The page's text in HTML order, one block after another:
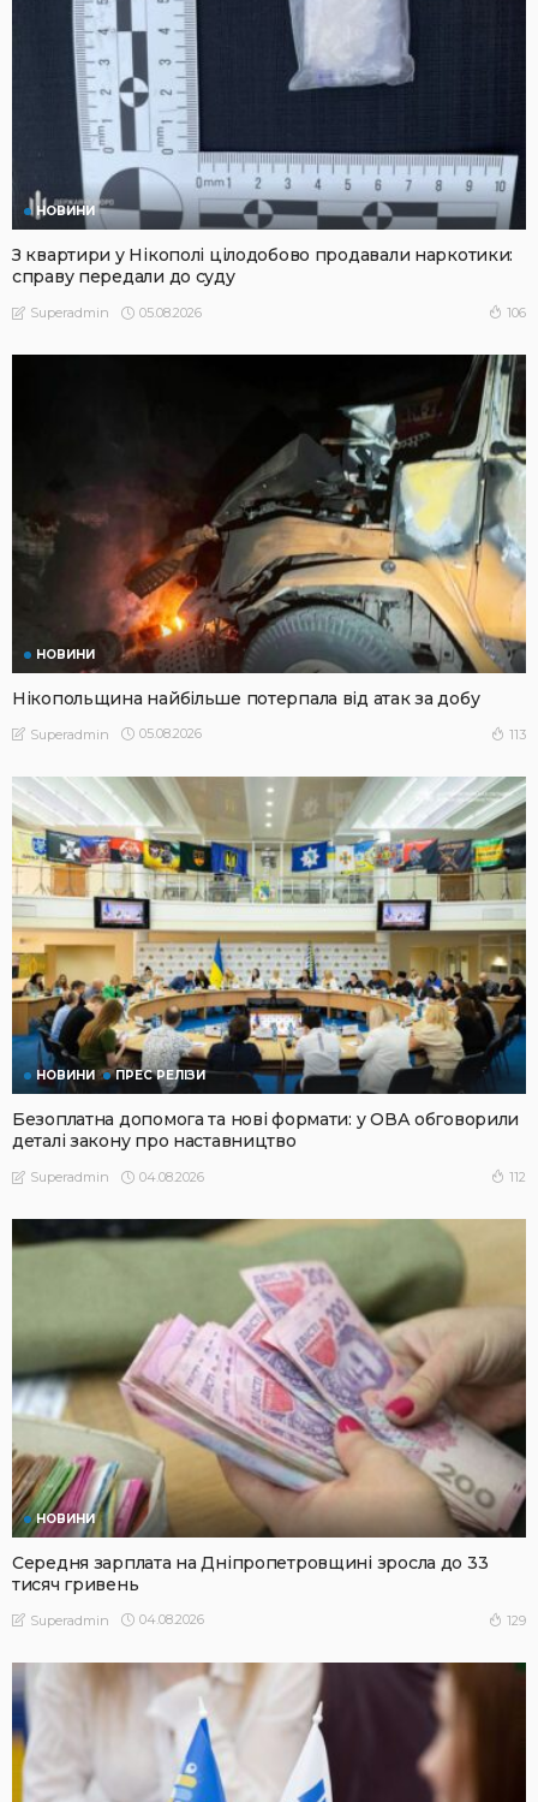
НОВИНИ
З квартири у Нікополі цілодобово продавали наркотики:
справу передали до суду
Superadmin 05.08.2026 106
НОВИНИ
Нікопольщина найбільше потерпала від атак за добу
Superadmin 05.08.2026 113
НОВИНИ ПРЕС РЕЛІЗИ
Безоплатна допомога та нові формати: у ОВА обговорили
деталі закону про наставництво
Superadmin 04.08.2026 112
НОВИНИ
Середня зарплата на Дніпропетровщині зросла до 33
тисяч гривень
Superadmin 04.08.2026 129